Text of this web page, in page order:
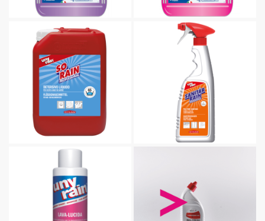
Lavalucida Unyrain Wal Fresh
Percarbonato di sodio